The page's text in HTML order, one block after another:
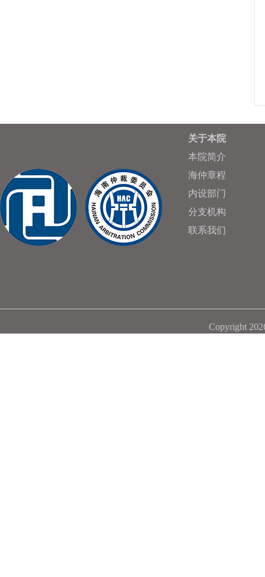
关于本院
本院简介
海仲章程
内设部门
分支机构
联系我们
Copyright